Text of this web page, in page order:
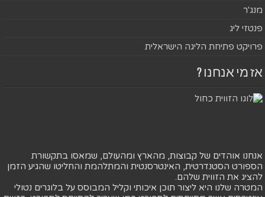
מנג'ר
פנטזי ליג
פרויקט פתיחת הליגה הישראלית
אז מי אנחנו ?
אנחנו אוהדים של קבוצות, מהארץ ומהעולם, שמאסו בתקשורת
הספורט הסטנדרטית, האינטרסנטית והמתלהמת והחליטו שהגיע הזמן
להציג את הזווית שלהם.
המטרה שלנו היא ליצור תוכן איכותי וקליל המבוסס על בלוגרים נטולי